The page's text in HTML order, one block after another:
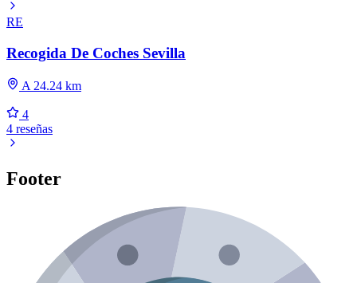
RE
Recogida De Coches Sevilla
A 24.24 km
4
4 reseñas
Footer